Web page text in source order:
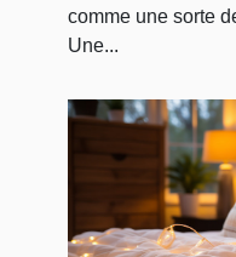
comme une sorte
Une...